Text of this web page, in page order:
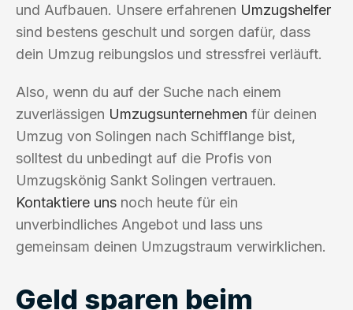
und Aufbauen. Unsere erfahrenen Umzugshelfer
sind bestens geschult und sorgen dafür, dass
dein Umzug reibungslos und stressfrei verläuft.
Also, wenn du auf der Suche nach einem
zuverlässigen Umzugsunternehmen für deinen
Umzug von Solingen nach Schifflange bist,
solltest du unbedingt auf die Profis von
Umzugskönig Sankt Solingen vertrauen.
Kontaktiere uns noch heute für ein
unverbindliches Angebot und lass uns
gemeinsam deinen Umzugstraum verwirklichen.
Geld sparen beim